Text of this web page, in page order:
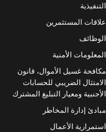
التنفيذية
علاقات المستثمرين
الوظائف
المعلومات الأمنية
مكافحة غسيل الأموال، قانون
الامتثال الضريبي للحسابات
الأجنبية ومعيار التبليغ المشترك
مبادئ إدارة المخاطر
استمرارية الأعمال